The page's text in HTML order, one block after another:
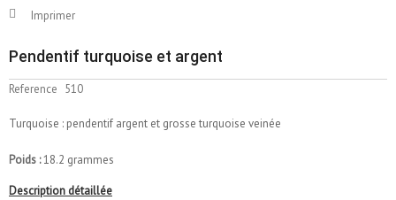
Imprimer
Pendentif turquoise et argent
Reference 510
Turquoise : pendentif argent et grosse turquoise veinée
Poids :18.2 grammes
Description détaillée